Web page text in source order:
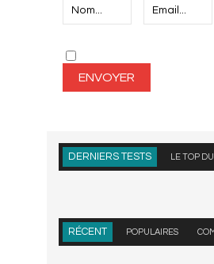
DERNIERS TESTS LE TOP
RÉCENT POPULAIRES